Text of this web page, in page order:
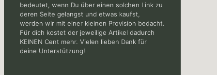
bedeutet, wenn Du über einen solchen Link zu
deren Seite gelangst und etwas kaufst,
werden wir mit einer kleinen Provision bedacht.
Für dich kostet der jeweilige Artikel dadurch
KEINEN Cent mehr. Vielen lieben Dank für
deine Unterstützung!